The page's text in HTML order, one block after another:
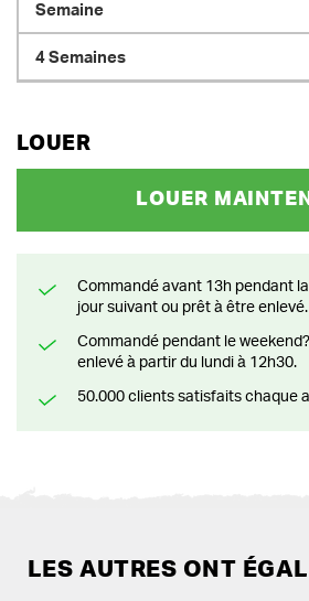
LOUER
LOUER
Commandé avant 13h pendant la semaine? Livré le
jour suivant ou prêt à être enlevé.
Commandé pendant le weekend? Livré ou prêt à être
enlevé à partir du lundi à 12h30.
50.000 clients satisfaits chaque
LES AUTRES ONT